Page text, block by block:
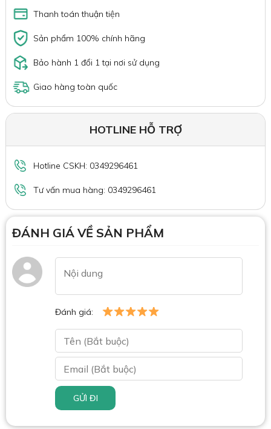
Thanh toán thuận tiện
Sản phẩm 100% chính hãng
Bảo hành 1 đổi 1 tại nơi sử dụng
Giao hàng toàn quốc
HOTLINE HỖ TRỢ
Hotline CSKH: 0349296461
Tư vấn mua hàng: 0349296461
ĐÁNH GIÁ VỀ SẢN PHẨM
Đánh giá:
GỬI ĐI